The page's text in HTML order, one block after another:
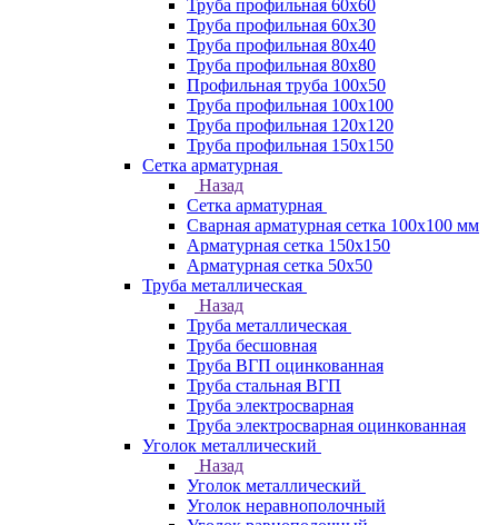
Труба профильная 60x60
Труба профильная 60х30
Труба профильная 80х40
Труба профильная 80х80
Профильная труба 100х50
Труба профильная 100х100
Труба профильная 120х120
Труба профильная 150х150
Сетка арматурная
Назад
Сетка арматурная
Сварная арматурная сетка 100х100 мм
Арматурная сетка 150х150
Арматурная сетка 50х50
Труба металлическая
Назад
Труба металлическая
Труба бесшовная
Труба ВГП оцинкованная
Труба стальная ВГП
Труба электросварная
Труба электросварная оцинкованная
Уголок металлический
Назад
Уголок металлический
Уголок неравнополочный